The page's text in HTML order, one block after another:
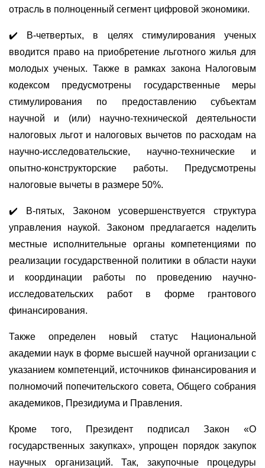
отрасль в полноценный сегмент цифровой экономики.
✔ В-четвертых, в целях стимулирования ученых
вводится право на приобретение льготного жилья для
молодых ученых. Также в рамках закона Налоговым
кодексом предусмотрены государственные меры
стимулирования по предоставлению субъектам
научной и (или) научно-технической деятельности
налоговых льгот и налоговых вычетов по расходам на
научно-исследовательские, научно-технические и
опытно-конструкторские работы. Предусмотрены
налоговые вычеты в размере 50%.
✔ В-пятых, Законом усовершенствуется структура
управления наукой. Законом предлагается наделить
местные исполнительные органы компетенциями по
реализации государственной политики в области науки
и координации работы по проведению научно-
исследовательских работ в форме грантового
финансирования.
Также определен новый статус Национальной
академии наук в форме высшей научной организации с
указанием компетенций, источников финансирования и
полномочий попечительского совета, Общего собрания
академиков, Президиума и Правления.
Кроме того, Президент подписал Закон «О
государственных закупках», упрощен порядок закупок
научных организаций. Так, закупочные процедуры